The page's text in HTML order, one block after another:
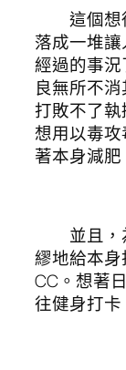
這個想從
落成一堆讓
經過的事
良無所不
打敗不了執
想用以毒
著本身減肥
並且，
繆地給本
CC。想著
往健身打卡